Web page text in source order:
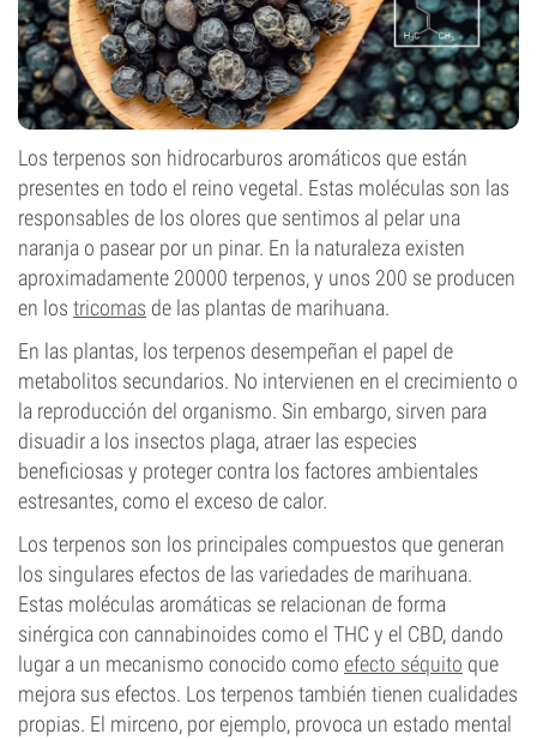
Los terpenos son hidrocarburos aromáticos que están
presentes en todo el reino vegetal. Estas moléculas son las
responsables de los olores que sentimos al pelar una
naranja o pasear por un pinar. En la naturaleza existen
aproximadamente 20000 terpenos, y unos 200 se producen
en los tricomas de las plantas de marihuana.
En las plantas, los terpenos desempeñan el papel de
metabolitos secundarios. No intervienen en el crecimiento o
la reproducción del organismo. Sin embargo, sirven para
disuadir a los insectos plaga, atraer las especies
beneficiosas y proteger contra los factores ambientales
estresantes, como el exceso de calor.
Los terpenos son los principales compuestos que generan
los singulares efectos de las variedades de marihuana.
Estas moléculas aromáticas se relacionan de forma
sinérgica con cannabinoides como el THC y el CBD, dando
lugar a un mecanismo conocido como efecto séquito que
mejora sus efectos. Los terpenos también tienen cualidades
propias. El mirceno, por ejemplo, provoca un estado mental